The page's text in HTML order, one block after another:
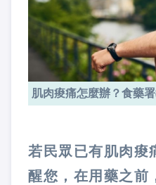
肌肉痠痛怎麼辦？食藥
若民眾已有肌肉痠
醒您，在用藥之前